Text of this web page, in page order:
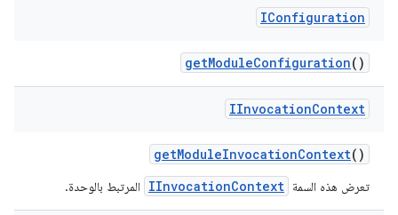
IConfiguration
getModuleConfiguration()
IInvocationContext
getModuleInvocationContext()
تعرض هذه السمة IInvocationContext المرتبط بالوحدة.